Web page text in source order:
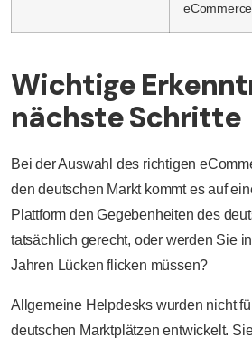
eCommerce
Wichtige
nächste Schritte
Bei der Auswahl des richtigen
den deutschen Markt kommt es auf
Plattform den Gegebenheiten des
tatsächlich gerecht, oder werden Sie
Jahren Lücken flicken müssen?
Allgemeine Helpdesks wurden nicht
deutschen Marktplätzen entwickelt.